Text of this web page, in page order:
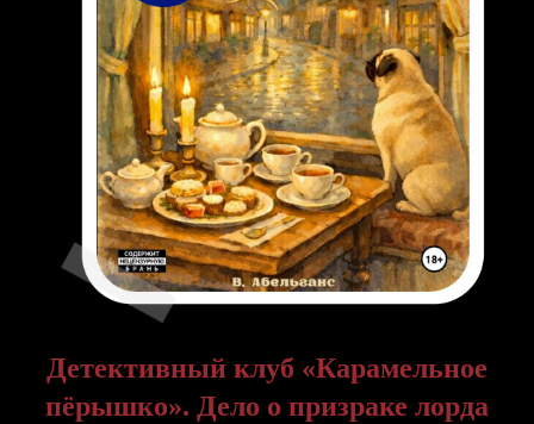
Детективный клуб «Карамельное
пёрышко». Дело о призраке лорда